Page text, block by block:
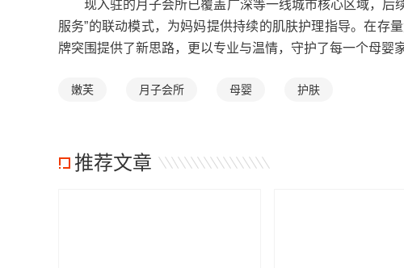
现入驻的月子会所已覆盖广深等一线城市核心区域，后
服务”的联动模式，为妈妈提供持续的肌肤护理指导。在存
牌突围提供了新思路，更以专业与温情，守护了每一个母婴
嫩芙 月子会所 母婴 护肤
推荐文章